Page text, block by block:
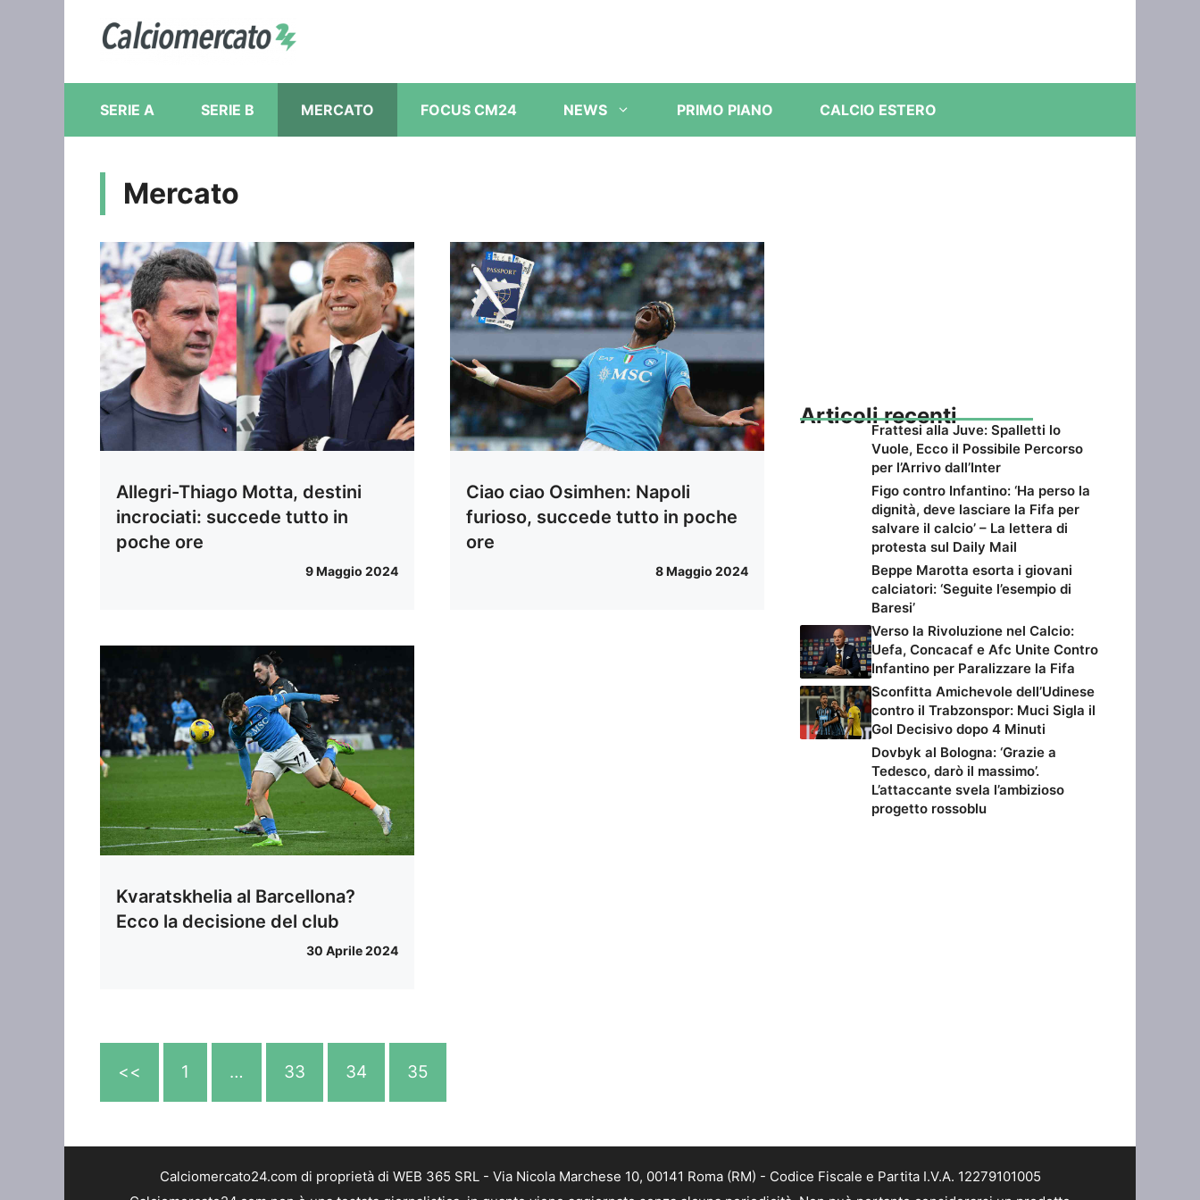
contenuto
SERIE A SERIE B MERCATO FOCUS CM24 NEWS PRIMO PIANO CALCIO ESTERO
Mercato
Allegri-Thiago Motta, destini
incrociati: succede tutto in
poche ore
9 Maggio 2024
Ciao ciao Osimhen: Napoli
furioso, succede tutto in poche
ore
8 Maggio 2024
Kvaratskhelia al Barcellona?
Ecco la decisione del club
30 Aprile 2024
<< 1 … 33 34 35
Articoli recenti
Frattesi alla Juve: Spalletti lo
Vuole, Ecco il Possibile Percorso
per l’Arrivo dall’Inter
Figo contro Infantino: ‘Ha perso la
dignità, deve lasciare la Fifa per
salvare il calcio’ – La lettera di
protesta sul Daily Mail
Beppe Marotta esorta i giovani
calciatori: ‘Seguite l’esempio di
Baresi’
Verso la Rivoluzione nel Calcio:
Uefa, Concacaf e Afc Unite Contro
Infantino per Paralizzare la Fifa
Sconfitta Amichevole dell’Udinese
contro il Trabzonspor: Muci Sigla il
Gol Decisivo dopo 4 Minuti
Dovbyk al Bologna: ‘Grazie a
Tedesco, darò il massimo’.
L’attaccante svela l’ambizioso
progetto rossoblu
Calciomercato24.com di proprietà di WEB 365 SRL - Via Nicola Marchese 10, 00141 Roma (RM) - Codice Fiscale e Partita I.V.A. 12279101005